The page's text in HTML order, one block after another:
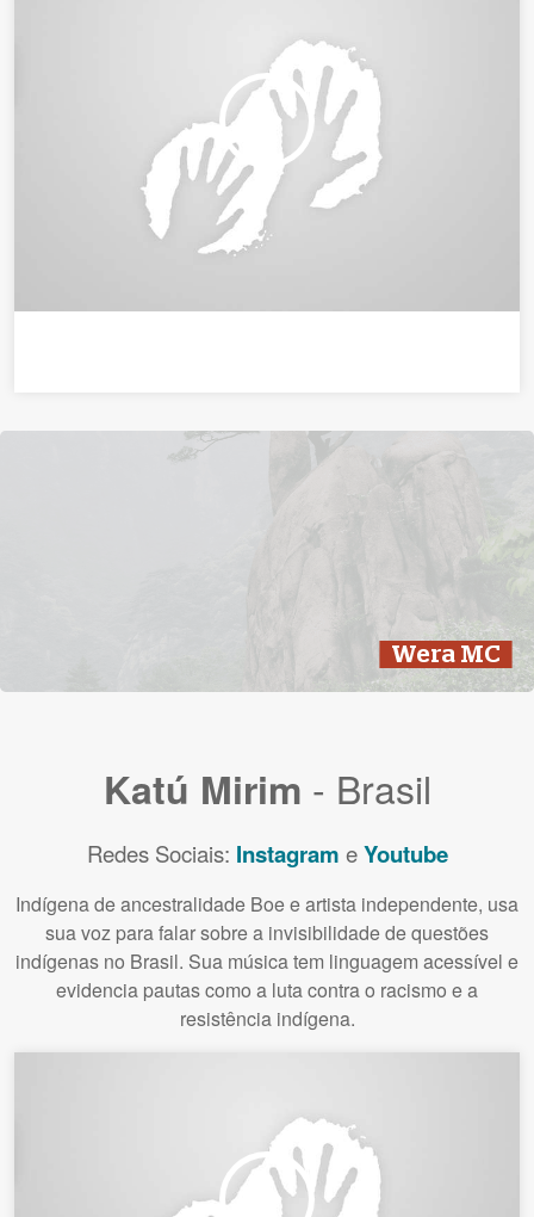
Wera MC
Katú Mirim - Brasil
Redes Sociais: Instagram eYoutube
Indígena de ancestralidade Boe e artista independente, usa
sua voz para falar sobre a invisibilidade de questões
indígenas no Brasil. Sua música tem linguagem acessível e
evidencia pautas como a luta contra o racismo e a
resistência indígena.